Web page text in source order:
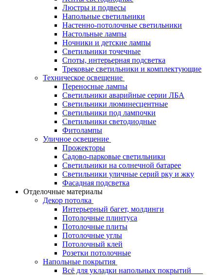
Люстры и подвесы
Напольные светильники
Настенно-потолочные светильники
Настольные лампы
Ночники и детские лампы
Светильники точечные
Споты, интерьерная подсветка
Трековые светильники и комплектующие
Техническое освещение
Переносные лампы
Светильники аварийные серии ЛБА
Светильники люминесцентные
Светильники под лампочки
Светильники светодиодные
Фитолампы
Уличное освещение
Прожекторы
Садово-парковые светильники
Светильники на солнечной батарее
Светильники уличные серий рку и жку
Фасадная подсветка
Отделочные материалы
Декор потолка
Интерьерный багет, молдинги
Потолочные плинтуса
Потолочные плиты
Потолочные углы
Потолочный клей
Розетки потолочные
Напольные покрытия
Всё для укладки напольных покрытий